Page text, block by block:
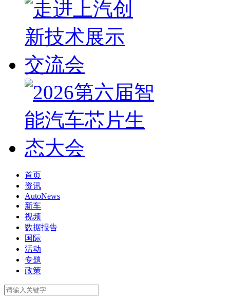
首页
资讯
AutoNews
新车
视频
数据报告
国际
活动
专题
政策